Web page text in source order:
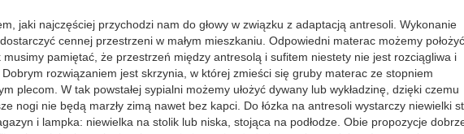
jaki najczęściej przychodzi nam do głowy w związku z adaptacją antresoli. Wykonanie
cennej przestrzeni w małym mieszkaniu. Odpowiedni materac możemy
musimy pamiętać, że przestrzeń między antresolą i sufitem niestety nie jest rozciągliwa i
rozwiązaniem jest skrzynia, w której zmieści się gruby materac ze stopniem
plecom. W tak powstałej sypialni możemy ułożyć dywany lub wykładzinę, dzięki czemu
nogi nie będą marzły zimą nawet bez kapci. Do łózka na antresoli wystarczy niewielki
i lampka: niewielka na stolik lub niska, stojąca na podłodze. Obie propozycje